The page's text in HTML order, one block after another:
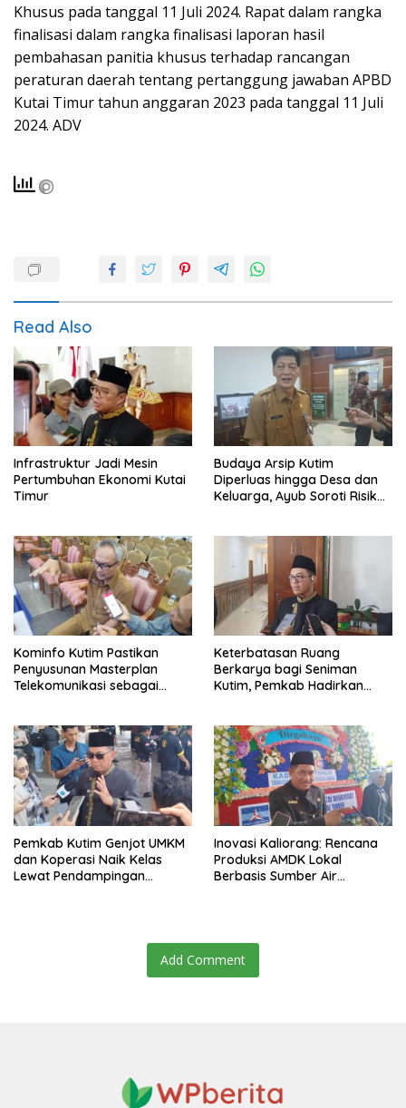
Khusus pada tanggal 11 Juli 2024. Rapat dalam rangka
finalisasi dalam rangka finalisasi laporan hasil
pembahasan panitia khusus terhadap rancangan
peraturan daerah tentang pertanggung jawaban APBD
Kutai Timur tahun anggaran 2023 pada tanggal 11 Juli
2024. ADV
Read Also
Infrastruktur Jadi Mesin
Pertumbuhan Ekonomi Kutai
Timur
Budaya Arsip Kutim
Diperluas hingga Desa dan
Keluarga, Ayub Soroti Risiko
Kominfo Kutim Pastikan
Penyusunan Masterplan
Telekomunikasi sebagai
Berkelanjutan
Keterbatasan Ruang
Berkarya bagi Seniman
Kutim, Pemkab Hadirkan
Pemkab Kutim Genjot UMKM
dan Koperasi Naik Kelas
Lewat Pendampingan
Inovasi Kaliorang: Rencana
Produksi AMDK Lokal
Berbasis Sumber Air
Add Comment